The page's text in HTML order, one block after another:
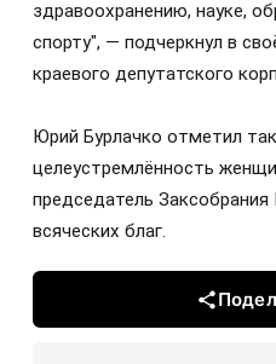
здравоохранению, науке,
спорту", — подчеркнул в
краевого депутатского
Юрий Бурлачко отметил
целеустремлённость
председатель
всяческих благ.